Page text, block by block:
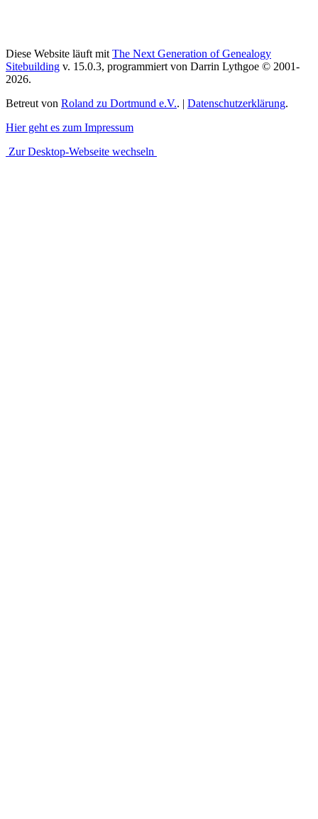
Diese Website läuft mit The Next Generation of Genealogy
Sitebuilding v. 15.0.3, programmiert von Darrin Lythgoe © 2001-
2026.
Betreut von Roland zu Dortmund e.V.. | Datenschutzerklärung.
Hier geht es zum Impressum
Zur Desktop-Webseite wechseln